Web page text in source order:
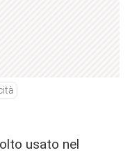
usato nel